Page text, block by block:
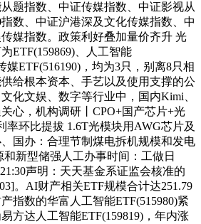
题指数、中证传媒指数、中证影视从
数、中证沪港深及文化传媒指数、中
媒指数。政策利好叠加量价齐升 光
ETF(159869)、人工智能
媒ETF(516190)，均为3只，别离8只相
给根本资本、手艺以及使用支撑的公
化文娱、数字等行业中，国内Kimi、
心，机构调研丨CPO+国产芯片+光
率环比提拔 1.6T光模块用AWG芯片及
国办：合理节制煤电拆机规模和发电
新型储强人工办事时间：工做日
声明：天天基金系证监会核准的
。AI财产相关ETF规模合计达251.79
指数的华富人工智能ETF(515980)紧
方达人工智能ETF(159819)，年内涨